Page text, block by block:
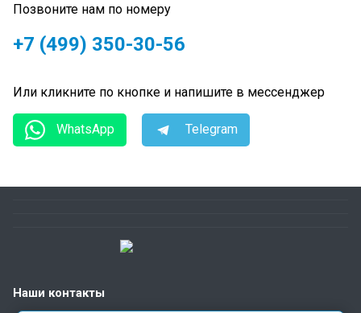
Позвоните нам по номеру
+7 (499) 350-30-56
Или кликните по кнопке и напишите в мессенджер
WhatsApp Telegram
Наши контакты